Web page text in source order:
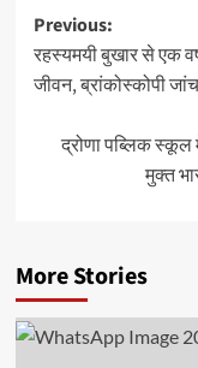
Post
Previous:
रहस्यमयी बुखार से एक
जीवन, ब्रांकोस्कोपी
द्रोणा पब्लिक स्कूल
मुक्त
More Stories